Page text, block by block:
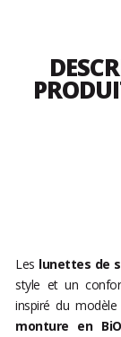
Les lunettes de
style et un
inspiré du
monture en